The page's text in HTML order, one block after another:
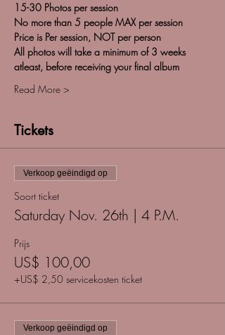
15-30 Photos per session
No more than 5 people MAX per session
Price is Per session, NOT per person
All photos will take a minimum of 3 weeks
atleast, before receiving your final album
Read More >
Tickets
Verkoop geëindigd op
Soort ticket
Saturday Nov. 26th | 4 P.M.
Prijs
US$ 100,00
+US$ 2,50 servicekosten ticket
Verkoop geëindigd op